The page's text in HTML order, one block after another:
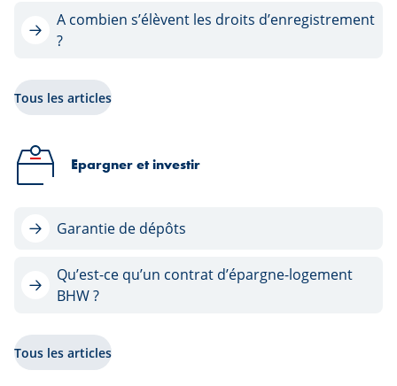
A combien s’élèvent les droits d’enregistrement
?
Tous les articles
Epargner et investir
Garantie de dépôts
Qu’est-ce qu’un contrat d’épargne-logement
BHW ?
Tous les articles